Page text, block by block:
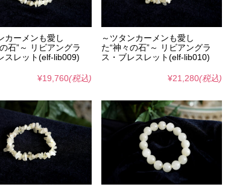
カーメンも愛し
石”～ リビアングラ
スレット(elf-lib009)
¥19,760(税込)
～ツタンカーメンも愛し
た“神々の石”～ リビアングラ
ス・ブレスレット(elf-lib010)
¥21,280(税込)